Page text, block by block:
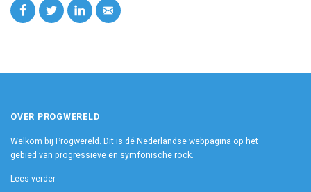
OVER PROGWERELD
Welkom bij Progwereld. Dit is dé Nederlandse webpagina op het
gebied van progressieve en symfonische rock.
Lees verder